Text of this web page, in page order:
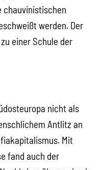
chauvinistischen
werden. Der
einer Schule der
nicht als
Antlitz an
Mit
fand auch der